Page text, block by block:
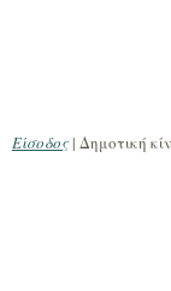
Είσοδος| Δημοτική